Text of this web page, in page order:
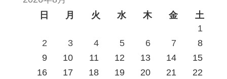
日
月 火 水 木 金
土
1
2
3 4 5 6 7
8
9
10 11 12 13 14
15
16
17 18 19 20 21
22